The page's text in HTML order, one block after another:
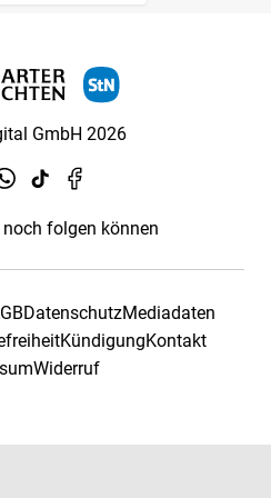
GmbH 2026
folgen können
DatenschutzMediadaten
KündigungKontakt
Widerruf